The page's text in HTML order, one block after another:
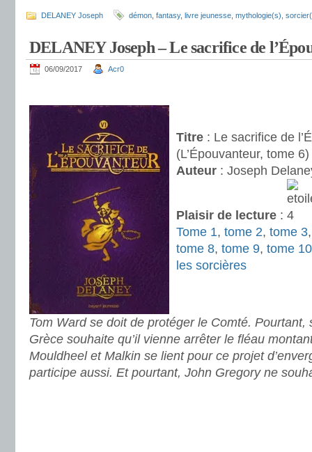
DELANEY Joseph démon fantasy, livre jeunesse mythologie(s)
DELANEY Joseph – Le sacrifice de
06/09/2017 Acr0
Titre : Le sacrifice de
(L’Épouvanteur, tome 6)
Auteur : Joseph
Plaisir de lecture :
Tome 1, tome 2, tome 3
tome 8, tome 9, tome 10
les sorcières
Tom Ward se doit de protéger le Comté. Pourtant,
Grèce souhaite qu’il vienne arrêter le fléau
Mouldheel et Malkin se lient pour ce projet
participe aussi. Et pourtant, John Gregory ne